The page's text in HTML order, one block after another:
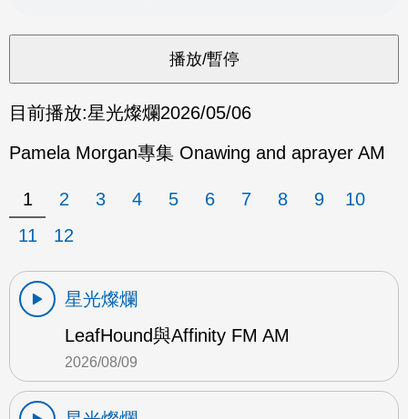
目前播放:星光燦爛2026/05/06
Pamela Morgan專集 Onawing and aprayer AM
1 2 3 4 5 6 7 8 9
10
11
12
星光燦爛
LeafHound與Affinity FM AM
2026/08/09